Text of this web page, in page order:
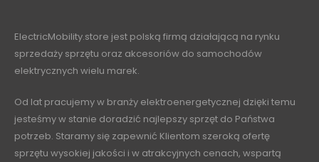
ElectricMobility.store jest polską firmą działającą na rynku
sprzedaży sprzętu oraz akcesoriów do samochodów
elektrycznych wielu marek.
Od lat pracujemy w branży elektroenergetycznej dzięki temu
jesteśmy w stanie doradzić najlepszy sprzęt do Państwa
potrzeb. Staramy się zapewnić Klientom szeroką ofertę
sprzętu wysokiej jakości i w atrakcyjnych cenach, wspartą